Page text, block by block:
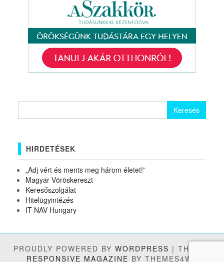
HIRDETÉSEK
„Adj vért és ments meg három életet!”
Magyar Vöröskereszt
Keresőszolgálat
Hitelügyintézés
IT-NAV Hungary
PROUDLY POWERED BY WORDPRESS | THEME:
RESPONSIVE MAGAZINE BY THEMES4WP